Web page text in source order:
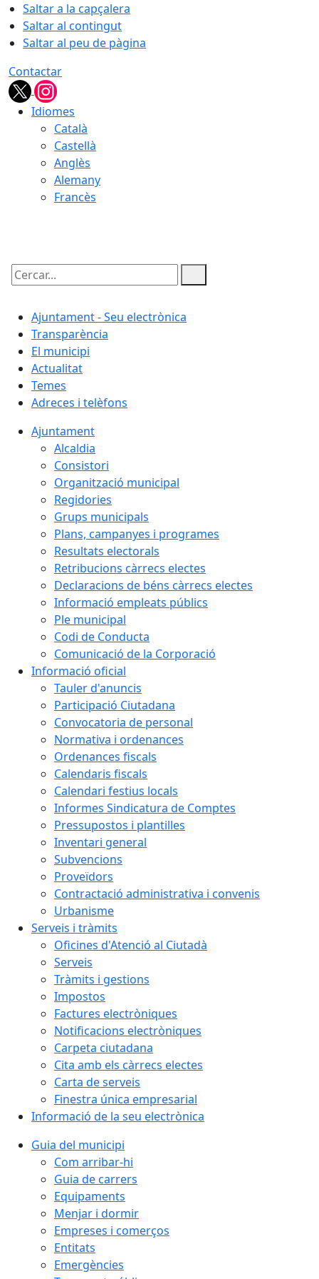
Saltar a la capçalera
Saltar al contingut
Saltar al peu de pàgina
Contactar
Idiomes
Català
Castellà
Anglès
Alemany
Francès
Cercar:
Ajuntament - Seu electrònica
Transparència
El municipi
Actualitat
Temes
Adreces i telèfons
Ajuntament
Alcaldia
Consistori
Organització municipal
Regidories
Grups municipals
Plans, campanyes i programes
Resultats electorals
Retribucions càrrecs electes
Declaracions de béns càrrecs electes
Informació empleats públics
Ple municipal
Codi de Conducta
Comunicació de la Corporació
Informació oficial
Tauler d'anuncis
Participació Ciutadana
Convocatoria de personal
Normativa i ordenances
Ordenances fiscals
Calendaris fiscals
Calendari festius locals
Informes Sindicatura de Comptes
Pressupostos i plantilles
Inventari general
Subvencions
Proveïdors
Contractació administrativa i convenis
Urbanisme
Serveis i tràmits
Oficines d'Atenció al Ciutadà
Serveis
Tràmits i gestions
Impostos
Factures electròniques
Notificacions electròniques
Carpeta ciutadana
Cita amb els càrrecs electes
Carta de serveis
Finestra única empresarial
Informació de la seu electrònica
Guia del municipi
Com arribar-hi
Guia de carrers
Equipaments
Menjar i dormir
Empreses i comerços
Entitats
Emergències